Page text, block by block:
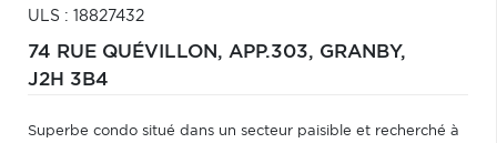
ULS : 18827432
74 RUE QUÉVILLON, APP.303, GRANBY,
J2H 3B4
Superbe condo situé dans un secteur paisible et recherché à